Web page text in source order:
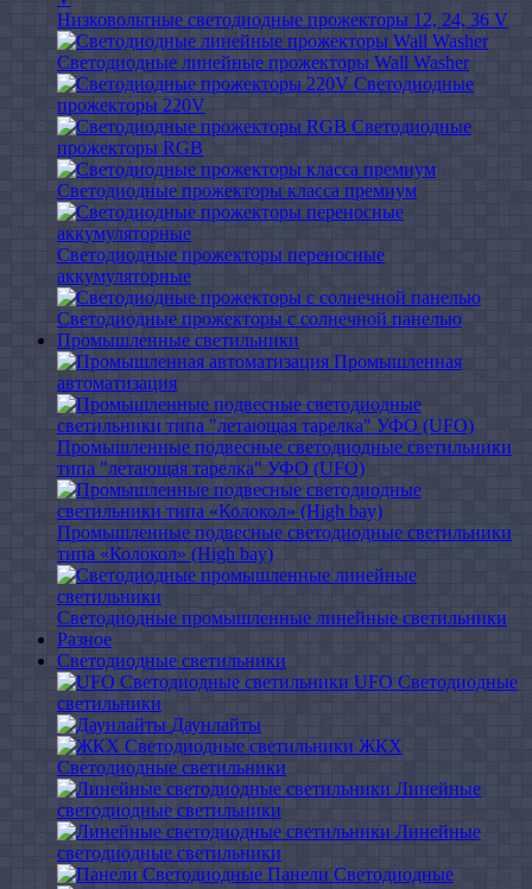
Низковольтные светодиодные прожекторы 12, 24, 36 V
Светодиодные линейные прожекторы Wall Washer
Светодиодные
прожекторы 220V
Светодиодные
прожекторы RGB
Светодиодные прожекторы класса премиум
Светодиодные прожекторы переносные
аккумуляторные
Светодиодные прожекторы с солнечной панелью
Промышленные светильники
Промышленная
автоматизация
Промышленные подвесные cветодиодные светильники
типа "летающая тарелка" УФО (UFO)
Промышленные подвесные cветодиодные светильники
типа «Колокол» (High bay)
Светодиодные промышленные линейные светильники
Разное
Светодиодные светильники
UFO Светодиодные
светильники
Даунлайты
ЖКХ
Светодиодные светильники
Линейные
светодиодные светильники
Линейные
светодиодные светильники
Панели Светодиодные